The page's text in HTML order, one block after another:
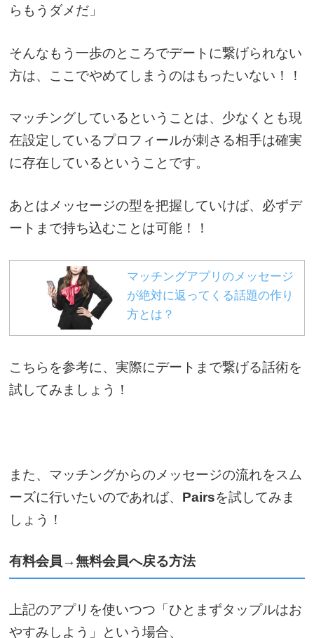
らもうダメだ」
そんなもう一歩のところでデートに繋げられない
方は、ここでやめてしまうのはもったいない！！
マッチングしているということは、少なくとも現
在設定しているプロフィールが刺さる相手は確実
に存在しているということです。
あとはメッセージの型を把握していけば、必ずデ
ートまで持ち込むことは可能！！
マッチングアプリのメッセージ
が絶対に返ってくる話題の作り
方とは？
こちらを参考に、実際にデートまで繋げる話術を
試してみましょう！
また、マッチングからのメッセージの流れをスム
ーズに行いたいのであれば、 Pairsを試してみま
しょう！
有料会員→無料会員へ戻る方法
上記のアプリを使いつつ「ひとまずタップルはお
やすみしよう」という場合、